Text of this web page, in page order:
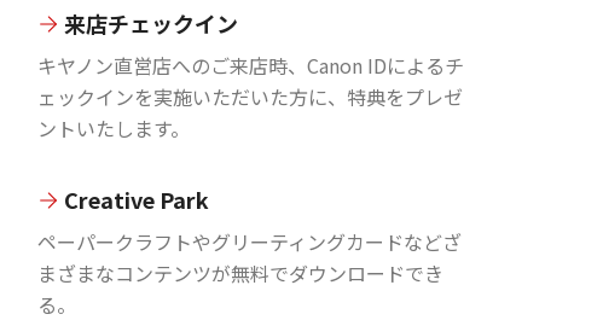
来店チェックイン
キヤノン直営店へのご来店時、Canon IDによるチ
ェックインを実施いただいた方に、特典をプレゼ
ントいたします。
Creative Park
ペーパークラフトやグリーティングカードなどざ
まざまなコンテンツが無料でダウンロードでき
る。